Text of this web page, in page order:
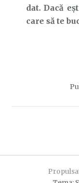
dat. Dacă
care să te